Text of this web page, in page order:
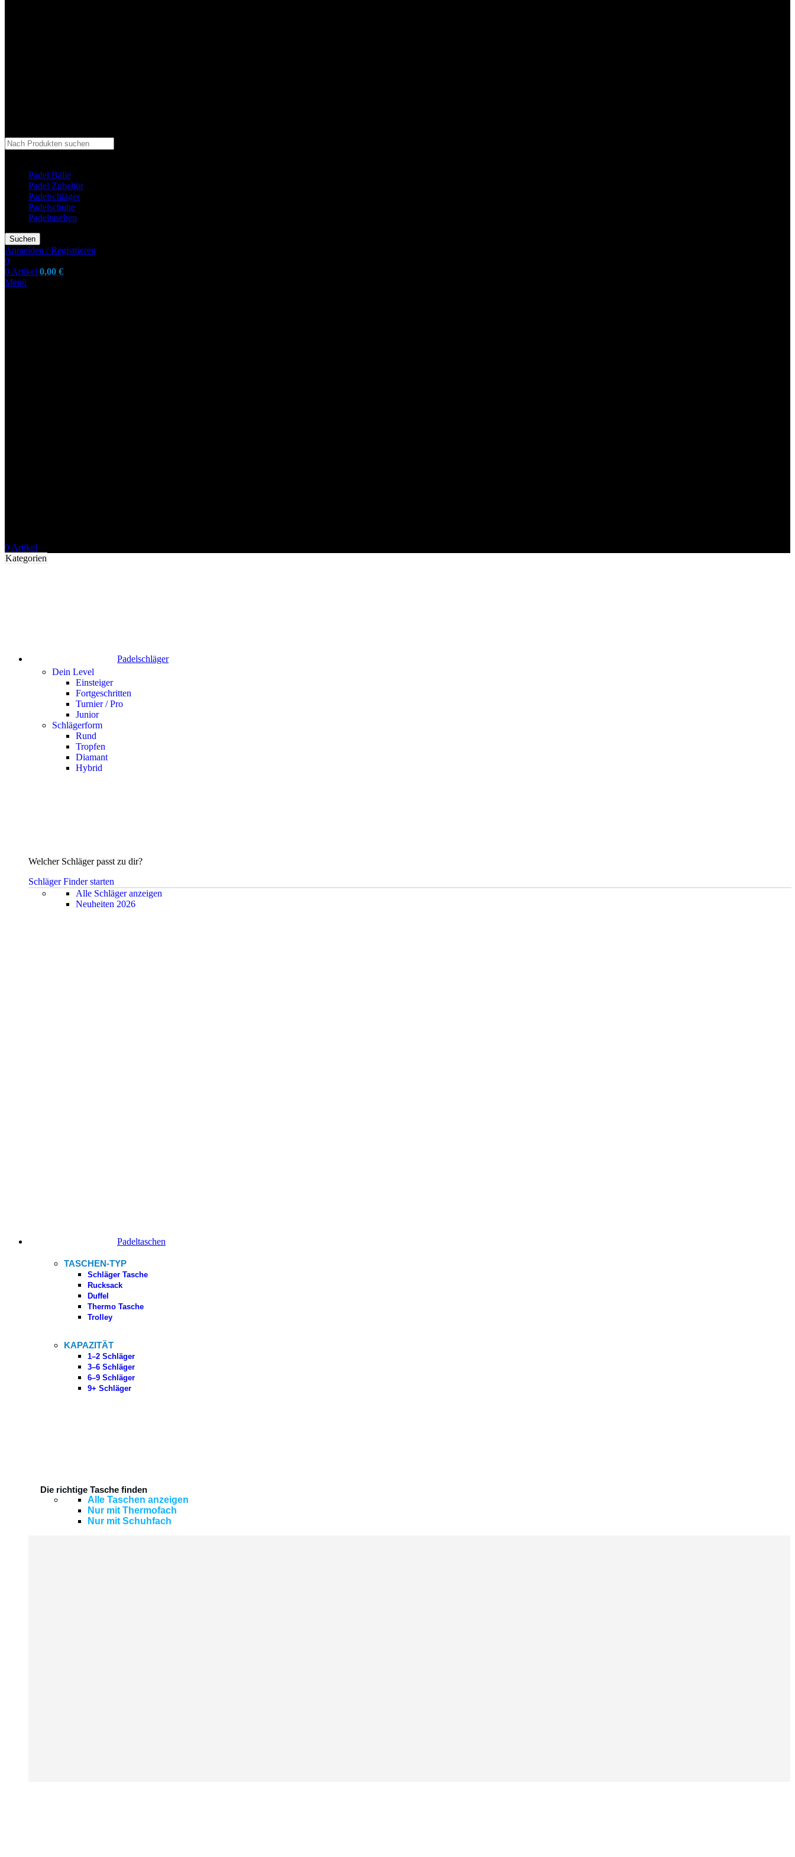
Padel Bälle
Padel Zubehör
Padelschläger
Padelschuhe
Padeltaschen
Suchen
Anmelden / Registrieren
0
0 Artikel 0,00 €
Menü
0 Artikel
Kategorien
Padelschläger
Dein Level
Einsteiger
Fortgeschritten
Turnier / Pro
Junior
Schlägerform
Rund
Tropfen
Diamant
Hybrid
Welcher Schläger passt zu dir?
Schläger Finder starten
Alle Schläger anzeigen
Neuheiten 2026
Padeltaschen
TASCHEN-TYP
Schläger Tasche
Rucksack
Duffel
Thermo Tasche
Trolley
KAPAZITÄT
1–2 Schläger
3–6 Schläger
6–9 Schläger
9+ Schläger
Die richtige Tasche finden
Alle Taschen anzeigen
Nur mit Thermofach
Nur mit Schuhfach